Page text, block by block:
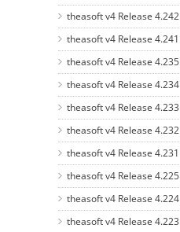
theasoft v4 Release 4.242
theasoft v4 Release 4.241
theasoft v4 Release 4.235
theasoft v4 Release 4.234
theasoft v4 Release 4.233
theasoft v4 Release 4.232
theasoft v4 Release 4.231
theasoft v4 Release 4.225
theasoft v4 Release 4.224
theasoft v4 Release 4.223